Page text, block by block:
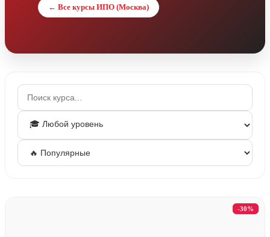
← Все курсы ИПО (Москва)
-30%